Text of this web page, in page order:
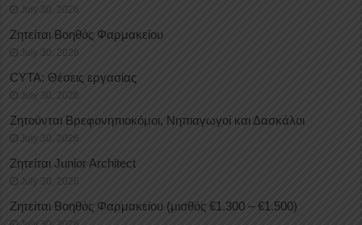
July 30, 2026
Ζητείται Βοηθός Φαρμακείου
July 30, 2026
CYTA: Θέσεις εργασίας
July 30, 2026
Ζητούνται Βρεφονηπιοκόμοι, Νηπιαγωγοί και Δασκάλοι
July 30, 2026
Ζητείται Junior Architect
July 30, 2026
Ζητείται Βοηθός Φαρμακείου (μισθός €1.300 – €1.500)